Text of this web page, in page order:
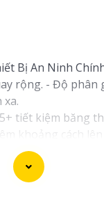
Bị An Ninh
rộng. - Độ
tiết kiệm băng
khoảng cách lên
trợ chất lượng
3D. - Giá phải
gian lắp đặt